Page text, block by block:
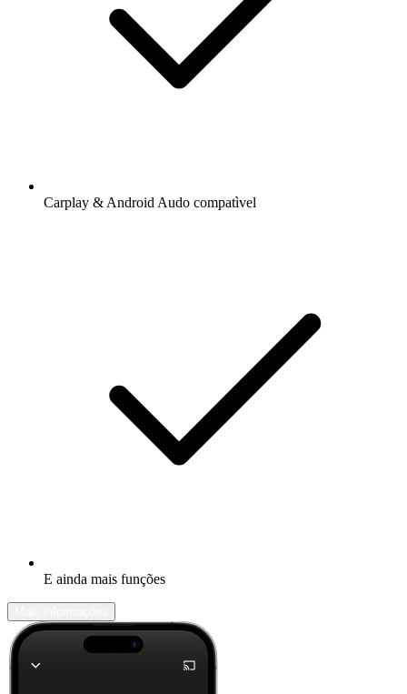
Carplay & Android Audo compatìvel
E ainda mais funções